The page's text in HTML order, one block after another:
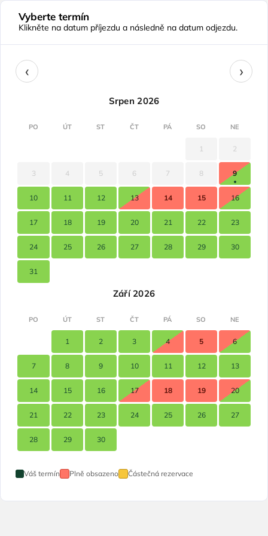
Vyberte termín
Klikněte na datum příjezdu a následně na datum odjezdu.
‹ ›
Srpen 2026
PO ÚT ST ČT PÁ SO NE
1 2
3 4 5 6 7 8 9
10 11 12 13 14 15 16
17 18 19 20 21 22 23
24 25 26 27 28 29 30
31
Září 2026
PO ÚT ST ČT PÁ SO NE
1 2 3 4 5 6
7 8 9 10 11 12 13
14 15 16 17 18 19 20
21 22 23 24 25 26 27
28 29 30
Váš termín Plně obsazeno Částečná rezervace